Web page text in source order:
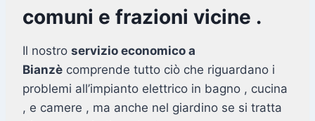
comuni e frazioni vicine .
Il nostro servizio economico a
Bianzè comprende tutto ciò che riguardano i
problemi all’impianto elettrico in bagno , cucina
, e camere , ma anche nel giardino se si tratta